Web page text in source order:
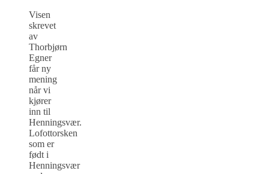
Visen
skrevet
av
Thorbjørn
Egner
får ny
mening
når vi
kjører
inn til
Henningsvær.
Lofottorsken
som er
født i
Henningsvær